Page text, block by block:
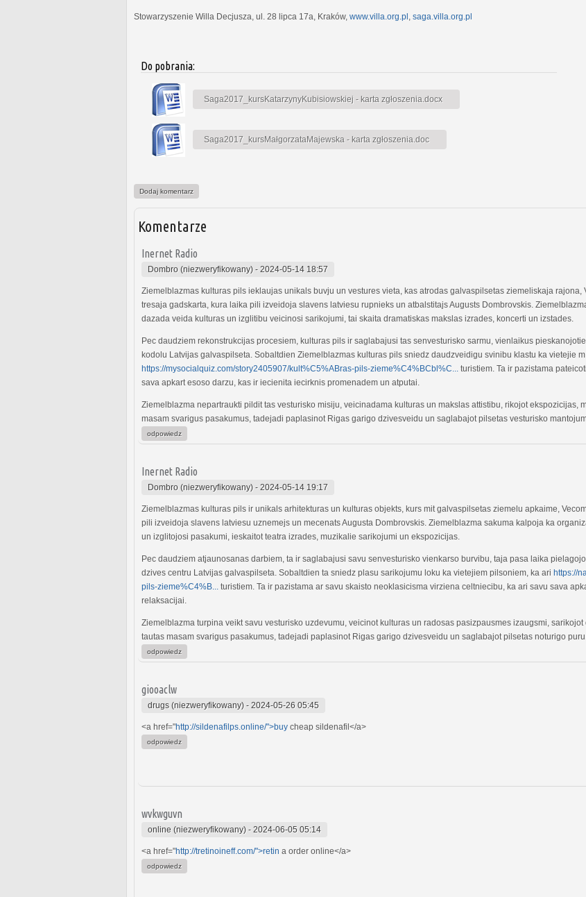
Stowarzyszenie Willa Decjusza, ul. 28 lipca 17a, Kraków, www.villa.org.pl , saga.villa.org.pl
Do pobrania:
Saga2017_kursKatarzynyKubisiowskiej - karta zgłoszenia.docx
Saga2017_kursMałgorzataMajewska - karta zgłoszenia.doc
Dodaj komentarz
Komentarze
Inernet Radio
Dombro (niezweryfikowany) - 2024-05-14 18:57
Ziemelblazmas kulturas pils ieklaujas unikals buvju un vestures vieta, kas atrodas galvaspilsetas ziemeliskaja rajona,
tresaja gadskarta, kura laika pili izveidoja slavens latviesu rupnieks un atbalstitajs Augusts Dombrovskis.
dazada veida kulturas un izglitibu veicinosi sarikojumi, tai skaita dramatiskas makslas izrades, koncerti un izstades.
Pec daudziem rekonstrukcijas procesiem, kulturas pils ir saglabajusi tas senvesturisko sarmu, vienlaikus
kodolu Latvijas galvaspilseta. Sobaltdien Ziemelblazmas kulturas pils sniedz daudzveidigu svinibu klastu ka vietejie
https://mysocialquiz.com/story2405907/kult%C5%ABras-pils-zieme%C4%BCbl%C... turistiem. Ta ir pazistama
sava apkart esoso darzu, kas ir iecienita iecirknis promenadem un atputai.
Ziemelblazma nepartraukti pildit tas vesturisko misiju, veicinadama kulturas un makslas attistibu, rikojot ekspozicijas,
masam svarigus pasakumus, tadejadi paplasinot Rigas garigo dzivesveidu un saglabajot pilsetas vesturisko
odpowiedz
Inernet Radio
Dombro (niezweryfikowany) - 2024-05-14 19:17
Ziemelblazmas kulturas pils ir unikals arhitekturas un kulturas objekts, kurs mit galvaspilsetas ziemelu apkaime,
pili izveidoja slavens latviesu uznemejs un mecenats Augusta Dombrovskis. Ziemelblazma sakuma kalpoja ka
un izglitojosi pasakumi, ieskaitot teatra izrades, muzikalie sarikojumi un ekspozicijas.
Pec daudziem atjaunosanas darbiem, ta ir saglabajusi savu senvesturisko vienkarso burvibu, taja pasa laika
dzives centru Latvijas galvaspilseta. Sobaltdien ta sniedz plasu sarikojumu loku ka vietejiem pilsoniem, ka ari https://
pils-zieme%C4%B... turistiem. Ta ir pazistama ar savu skaisto neoklasicisma virziena celtniecibu, ka ari savu sava
relaksacijai.
Ziemelblazma turpina veikt savu vesturisko uzdevumu, veicinot kulturas un radosas pasizpausmes izaugsmi,
tautas masam svarigus pasakumus, tadejadi paplasinot Rigas garigo dzivesveidu un saglabajot pilsetas noturigo
odpowiedz
giooaclw
drugs (niezweryfikowany) - 2024-05-26 05:45
<a href="http://sildenafilps.online/">buy cheap sildenafil</a>
odpowiedz
wvkwguvn
online (niezweryfikowany) - 2024-06-05 05:14
<a href="http://tretinoineff.com/">retin a order online</a>
odpowiedz